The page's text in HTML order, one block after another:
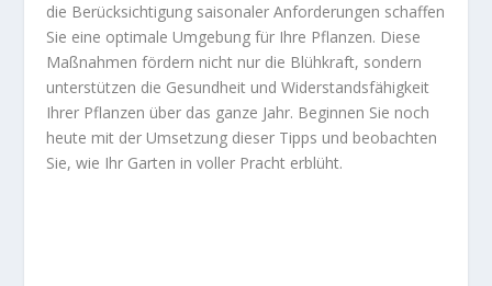
die Berücksichtigung saisonaler Anforderungen schaffen
Sie eine optimale Umgebung für Ihre Pflanzen. Diese
Maßnahmen fördern nicht nur die Blühkraft, sondern
unterstützen die Gesundheit und Widerstandsfähigkeit
Ihrer Pflanzen über das ganze Jahr. Beginnen Sie noch
heute mit der Umsetzung dieser Tipps und beobachten
Sie, wie Ihr Garten in voller Pracht erblüht.